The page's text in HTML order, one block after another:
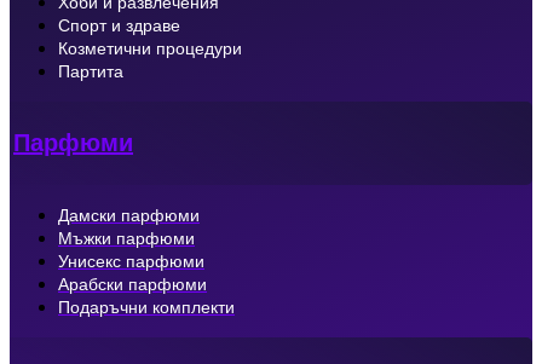
Спорт и здраве
Козметични процедури
Партита
Парфюми
Дамски парфюми
Мъжки парфюми
Унисекс парфюми
Арабски парфюми
Подаръчни комплекти